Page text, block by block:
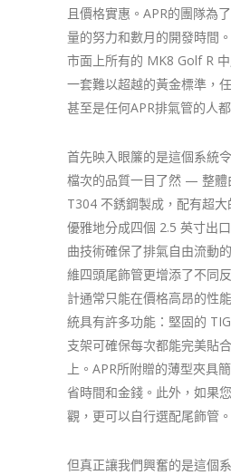
且價格實惠。APR的團隊為
量的努力和數月的開發時間
市面上所有的 MK8 Golf R
一套難以超越的黃金標準，
甚至是任何APR排氣管的人
首先映入眼簾的是這個系統
檔次的品質一目了然 — 整體
T304 不銹鋼製成，配有超
優雅地分成四個 2.5 英寸出
曲技術確保了排氣自由流動
維四頭尾飾管更增添了不同
計通常只能在價格高昂的性
統具有許多功能：堅固的
支架可確保每次都能完美貼
上。APR所附贈的薄型夾具
省時間和金錢。此外，如果
觀，更可以自行選配尾飾管。
但真正讓我們興奮的是這個